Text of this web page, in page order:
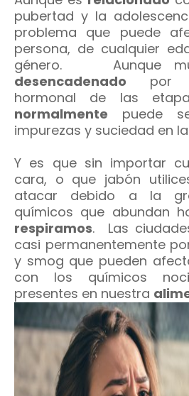
pubertad y la
problema que puede
persona, de cualquier
género. Aunque
desencadenado por
hormonal de las
normalmente puede
impurezas y suciedad en
Y es que sin importar
cara, o que jabón
atacar debido a la
químicos que abundan
respiramos. Las
casi permanentemente
y smog que pueden
con los químicos
presentes en nuestra